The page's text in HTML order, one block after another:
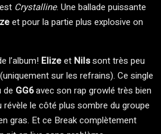
Crystalline. Une ballade puissante
et pour la partie plus explosive on
l’album! Elizeet Nilssont très peu
sur les refrains). Ce single
de GG6avec son rap growlé très bien
le côté plus sombre du groupe
gras. Et ce Break complètement